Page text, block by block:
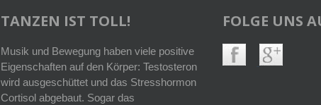
TANZEN IST TOLL!
Musik und Bewegung haben viele positive
Eigenschaften auf den Körper: Testosteron
wird ausgeschüttet und das Stresshormon
Cortisol abgebaut. Sogar das
FOLGE UNS